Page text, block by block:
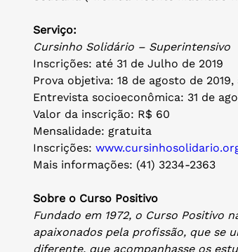
Serviço:
Cursinho Solidário – Superintensivo
Inscrições: até 31 de Julho de 2019
Prova objetiva: 18 de agosto de 2019,
Entrevista socioeconômica: 31 de
Valor da inscrição: R$ 60
Mensalidade: gratuita
Inscrições:
Mais informações: (41) 3234-2363
Sobre o Curso Positivo
Fundado em 1972, o Curso Positivo
apaixonados pela profissão, que se
diferente, que acompanhasse os